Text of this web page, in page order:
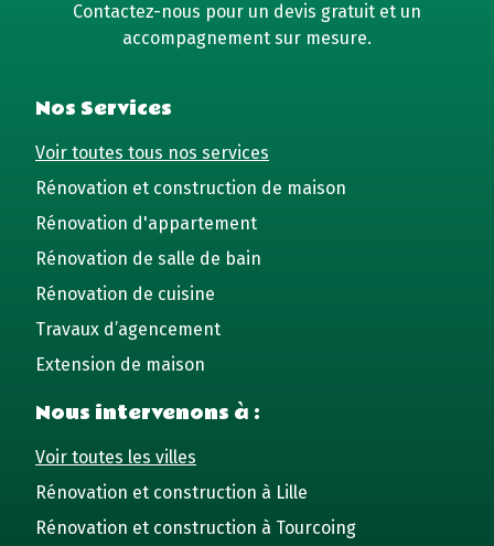
Contactez-nous pour un devis gratuit et un
accompagnement sur mesure.
Nos Services
Voir toutes tous nos services
Rénovation et construction de maison
Rénovation d'appartement
Rénovation de salle de bain
Rénovation de cuisine
Travaux d’agencement
Extension de maison
Nous intervenons à :
Voir toutes les villes
Rénovation et construction à Lille
Rénovation et construction à Tourcoing